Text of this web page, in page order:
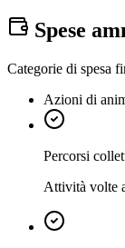
Spese
Categorie di spesa
Azioni di
Percorsi
Attività volte